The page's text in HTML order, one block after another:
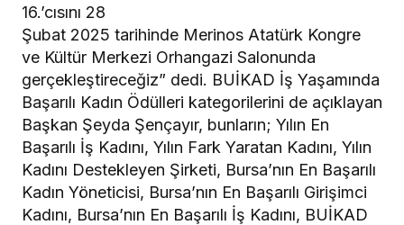
16.’cısını 28
Şubat 2025 tarihinde Merinos Atatürk Kongre
ve Kültür Merkezi Orhangazi Salonunda
gerçekleştireceğiz” dedi. BUİKAD İş Yaşamında
Başarılı Kadın Ödülleri kategorilerini de açıklayan
Başkan Şeyda Şençayır, bunların; Yılın En
Başarılı İş Kadını, Yılın Fark Yaratan Kadını, Yılın
Kadını Destekleyen Şirketi, Bursa’nın En Başarılı
Kadın Yöneticisi, Bursa’nın En Başarılı Girişimci
Kadını, Bursa’nın En Başarılı İş Kadını, BUİKAD